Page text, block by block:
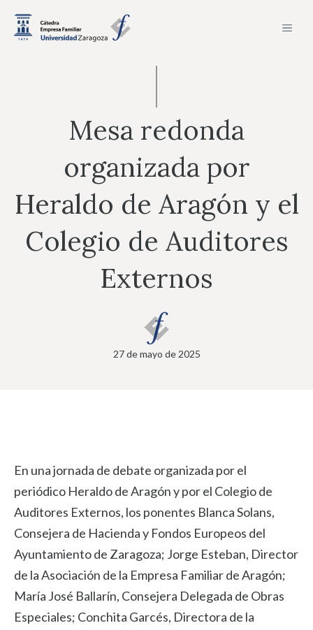
Mesa redonda
organizada por
Heraldo de Aragón y el
Colegio de Auditores
Externos
27 de mayo de 2025
En una jornada de debate organizada por el
periódico Heraldo de Aragón y por el Colegio de
Auditores Externos, los ponentes Blanca Solans,
Consejera de Hacienda y Fondos Europeos del
Ayuntamiento de Zaragoza; Jorge Esteban, Director
de la Asociación de la Empresa Familiar de Aragón;
María José Ballarín, Consejera Delegada de Obras
Especiales; Conchita Garcés, Directora de la